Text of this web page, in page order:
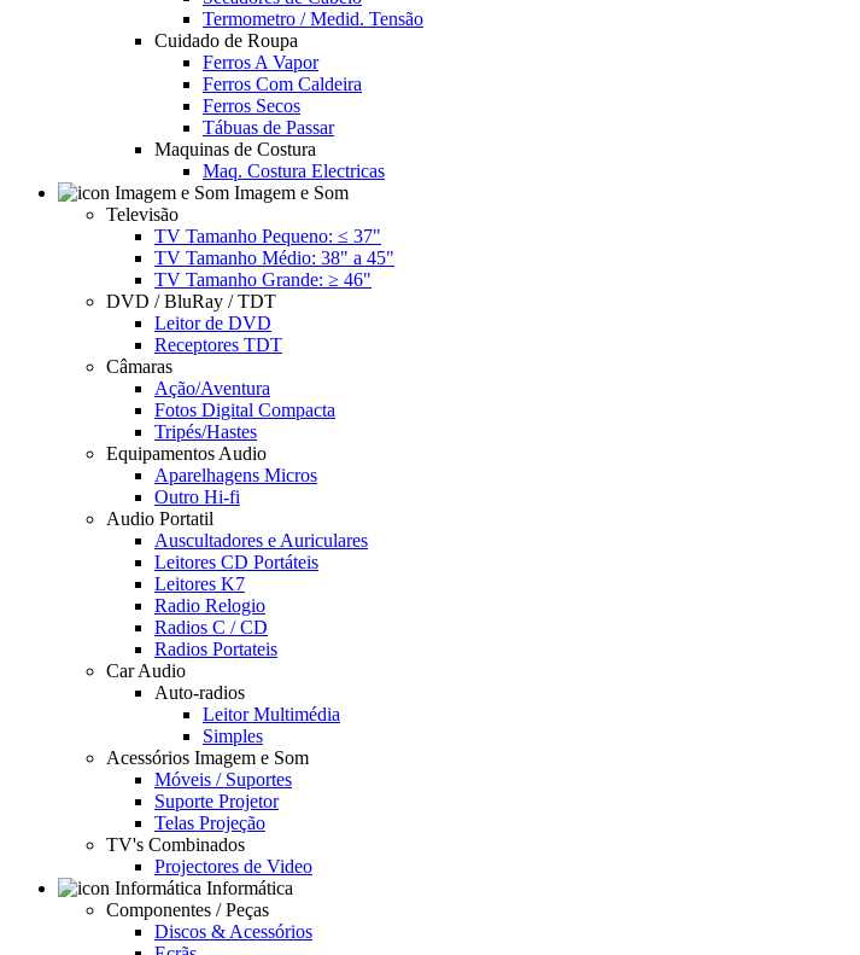
Termometro / Medid. Tensão
Cuidado de Roupa
Ferros A Vapor
Ferros Com Caldeira
Ferros Secos
Tábuas de Passar
Maquinas de Costura
Maq. Costura Electricas
Imagem e Som
Televisão
TV Tamanho Pequeno: ≤ 37"
TV Tamanho Médio: 38" a 45"
TV Tamanho Grande: ≥ 46"
DVD / BluRay / TDT
Leitor de DVD
Receptores TDT
Câmaras
Ação/Aventura
Fotos Digital Compacta
Tripés/Hastes
Equipamentos Audio
Aparelhagens Micros
Outro Hi-fi
Audio Portatil
Auscultadores e Auriculares
Leitores CD Portáteis
Leitores K7
Radio Relogio
Radios C / CD
Radios Portateis
Car Audio
Auto-radios
Leitor Multimédia
Simples
Acessórios Imagem e Som
Móveis / Suportes
Suporte Projetor
Telas Projeção
TV's Combinados
Projectores de Video
Informática
Componentes / Peças
Discos & Acessórios